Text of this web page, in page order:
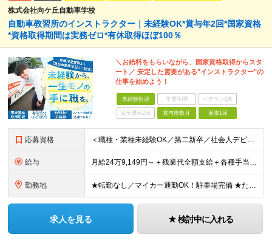
株式会社向ケ丘自動車学校
自動車教習所のインストラクター｜未経験OK*賞与年2回*国家資格
*資格取得期間は実務ゼロ*有休取得ほぼ100％
＼お給料をもらいながら、国家資格取得からスタ
ート／ 安定した需要がある"インストラクター"の
仕事を始めよう！
未経験歓迎 学歴不問 ベテランOK
完全週休2日 賞与複数月 面接1回
応募資格 ＜職種・業種未経験OK／第二新卒／社会人デビューも歓迎＞ ★高卒以上 ★普通自動車運転免許をお持ちの方（AT限定可） ━━━━━━━━━━━━━━━━━━━ ★運転が上手である必要はありません！★
給与 月給24万9,149円～＋残業代全額支給＋各種手当＋賞与年2回 ＼ 頑張りが収入に反映されます！ ／ ★四輪の指導→二輪の指導など、指導の幅が広がると給与UP！ ★年間表彰制度あり！教習生の合格率が
勤務地 ★転勤なし／マイカー通勤OK！駐車場完備 ★たまプラーザ／新百合ヶ丘／登戸などから送迎バスも出ています！ 【向ケ丘自動車学校】 神奈川県川崎市宮前区菅生4-6-1 ※(変更の範囲)勤務地に変更なし
求人を見る 検討中に入れる